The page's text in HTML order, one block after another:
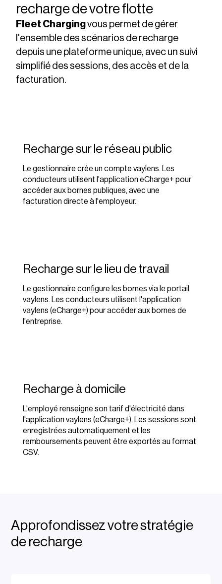
recharge de votre flotte
Fleet Chargingvous permet de gérer
l'ensemble des scénarios de recharge
depuis une plateforme unique, avec un suivi
simplifié des sessions, des accès et de la
facturation.
Recharge sur le réseau public
Le gestionnaire crée un compte vaylens. Les
conducteurs utilisent l'application eCharge+ pour
accéder aux bornes publiques, avec une
facturation directe à l'employeur.
Recharge sur le lieu de travail
Le gestionnaire configure les bornes via le portail
vaylens. Les conducteurs utilisent l'application
vaylens (eCharge+) pour accéder aux bornes de
l'entreprise.
Recharge à domicile
L'employé renseigne son tarif d'électricité dans
l'application vaylens (eCharge+). Les sessions sont
enregistrées automatiquement et les
remboursements peuvent être exportés au format
CSV.
Approfondissez votre stratégie
de recharge